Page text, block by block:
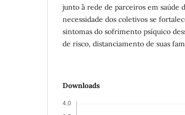
junto `à rede de parceiros em saúde
necessidade dos coletivos se
sintomas do sofrimento psíquico
de risco, distanciamento de suas
Downloads